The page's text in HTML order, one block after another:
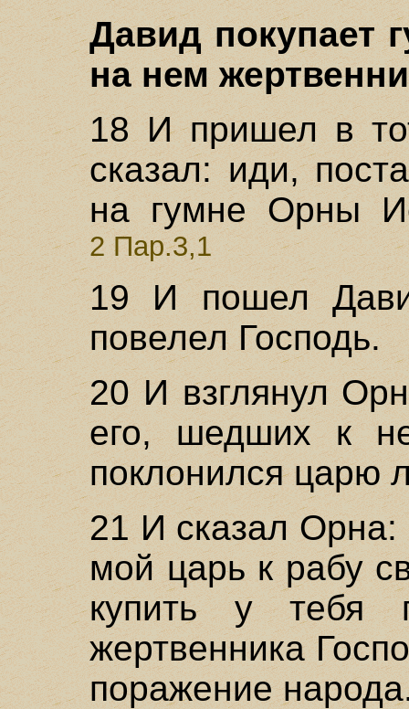
Давид покупает
на нем
18 И пришел в
сказал: иди,
на гумне Орны
2 Пар.3,1
19 И пошел
повелел Господь.
20 И взглянул
его, шедших к
поклонился царю
21 И сказал Орна:
мой царь к рабу
купить у тебя
жертвенника
поражение